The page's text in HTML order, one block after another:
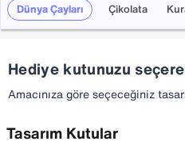
Dünya Çayları Çikolata
Hediye kutunuzu
Amacınıza göre seçeceğiniz
Tasarım Kutular